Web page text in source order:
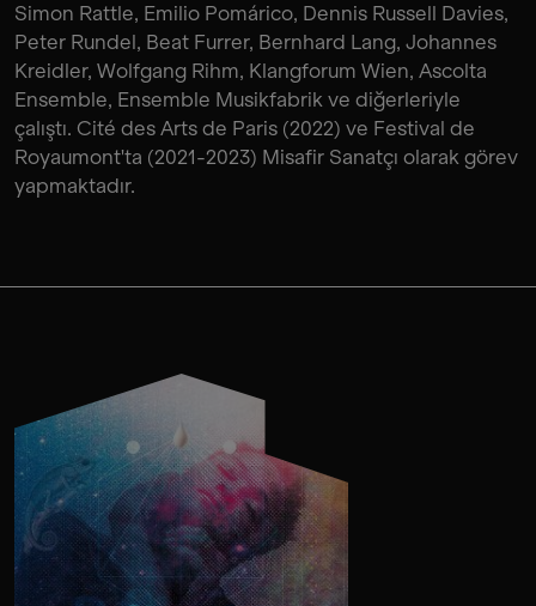
Simon Rattle, Emilio Pomárico, Dennis Russell Davies,
Peter Rundel, Beat Furrer, Bernhard Lang, Johannes
Kreidler, Wolfgang Rihm, Klangforum Wien, Ascolta
Ensemble, Ensemble Musikfabrik ve diğerleriyle
çalıştı. Cité des Arts de Paris (2022) ve Festival de
Royaumont'ta (2021-2023) Misafir Sanatçı olarak görev
yapmaktadır.